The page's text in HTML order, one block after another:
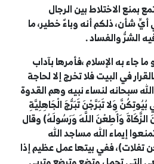
بمنع الاختلاط بين الرجال
شأن، ذلكم أنه وباءٌ خطير، ما
الشرُّ والفساد .
جاء به الإسلام ،فأمرها بآداب
في البيت فلا تخرج إلا لحاجة
سبحانه لنساء نبيه وهم القدوة
وَلا تَبَرَّجْنَ تَبَرُّجَ الْجَاهِلِيَّةِ
الزَّكَاةَ وَأَطِعْنَ اللَّهَ وَرَسُولَهُ) وقال
إيماء الله مساجد الله
تفلات)، ففي بيتها عمل عظيم إذا